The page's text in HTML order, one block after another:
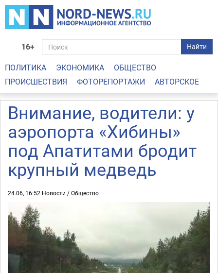
16+ Найти
ПОЛИТИКА ЭКОНОМИКА
ОБЩЕСТВО
ПРОИСШЕСТВИЯ
ФОТОРЕПОРТАЖИ АВТОРСКОЕ
Внимание, водители: у
аэропорта «Хибины»
под Апатитами бродит
крупный медведь
24.06, 16:52 Новости /Общество